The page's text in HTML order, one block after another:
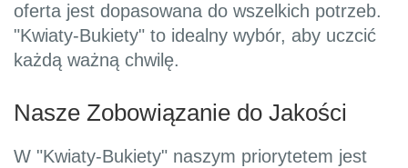
oferta jest dopasowana do wszelkich potrzeb.
"Kwiaty-Bukiety" to idealny wybór, aby uczcić
każdą ważną chwilę.
Nasze Zobowiązanie do Jakości
W "Kwiaty-Bukiety" naszym priorytetem jest